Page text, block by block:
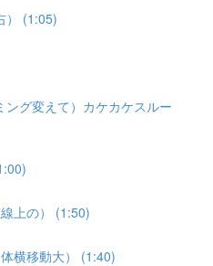
） (1:05)
グ変えて）カケカケスルー
上の） (1:50)
横移動大） (1:40)